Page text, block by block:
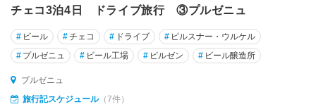
ジ
シ
ュ
タ
ー
チェコ3泊4日 ドライブ旅行 ③プルゼニュ
# ビール #チェコ # ドライブ # ピルスナー・ウルケル
# プルゼニュ # ビール工場 # ピルゼン # ビール醸造所
プルゼニュ
旅行記スケジュール（7件）